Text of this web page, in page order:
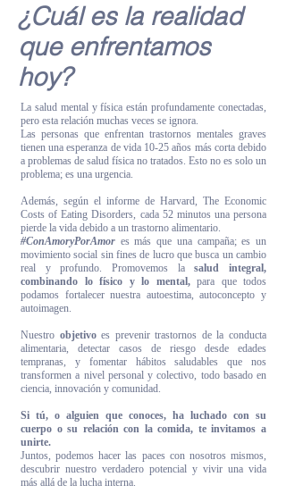
¿Cuál es la realidad
que enfrentamos
hoy?
La salud mental y física están profundamente conectadas,
pero esta relación muchas veces se ignora.
Las personas que enfrentan trastornos mentales graves
tienen una esperanza de vida 10-25 años más corta debido
a problemas de salud física no tratados. Esto no es solo un
problema; es una urgencia.
Además, según el informe de Harvard, The Economic
Costs of Eating Disorders, cada 52 minutos una persona
pierde la vida debido a un trastorno alimentario.
#ConAmoryPorAmor es más que una campaña; es un
movimiento social sin fines de lucro que busca un cambio
real y profundo. Promovemos lasalud integral,
combinando lo físico y lo mental,para que todos
podamos fortalecer nuestra autoestima, autoconcepto y
autoimagen.
Nuestro objetivoes prevenir trastornos de la conducta
alimentaria, detectar casos de riesgo desde edades
tempranas, y fomentar hábitos saludables que nos
transformen a nivel personal y colectivo, todo basado en
ciencia, innovación y comunidad.
Si tú, o alguien que conoces, ha luchado con su
cuerpo o su relación con la comida, te invitamos a
unirte.
Juntos, podemos hacer las paces con nosotros mismos,
descubrir nuestro verdadero potencial y vivir una vida
más allá de la lucha interna.